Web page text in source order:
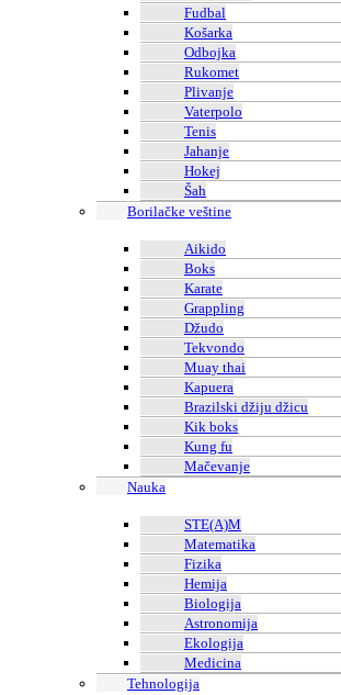
Fudbal
Košarka
Odbojka
Rukomet
Plivanje
Vaterpolo
Tenis
Jahanje
Hokej
Šah
Borilačke veštine
Aikido
Boks
Karate
Grappling
Džudo
Tekvondo
Muay thai
Kapuera
Brazilski džiju džicu
Kik boks
Kung fu
Mačevanje
Nauka
STE(A)M
Matematika
Fizika
Hemija
Biologija
Astronomija
Ekologija
Medicina
Tehnologija